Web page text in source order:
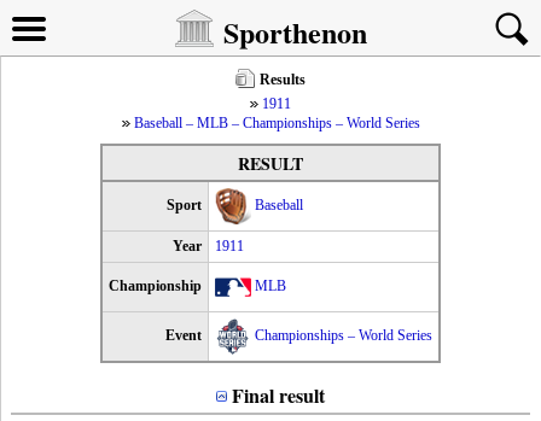
Sporthenon
Results
1911
Baseball – MLB – Championships – World Series
RESULT
Sport Baseball
Year 1911
Championship MLB
Event Championships – World Series
Final result